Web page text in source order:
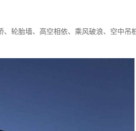
轮胎墙、高空相依、乘风破浪、空中吊